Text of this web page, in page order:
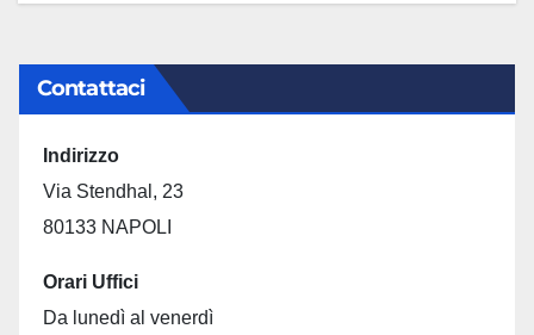
Contattaci
Indirizzo
Via Stendhal, 23
80133 NAPOLI
Orari Uffici
Da lunedì al venerdì